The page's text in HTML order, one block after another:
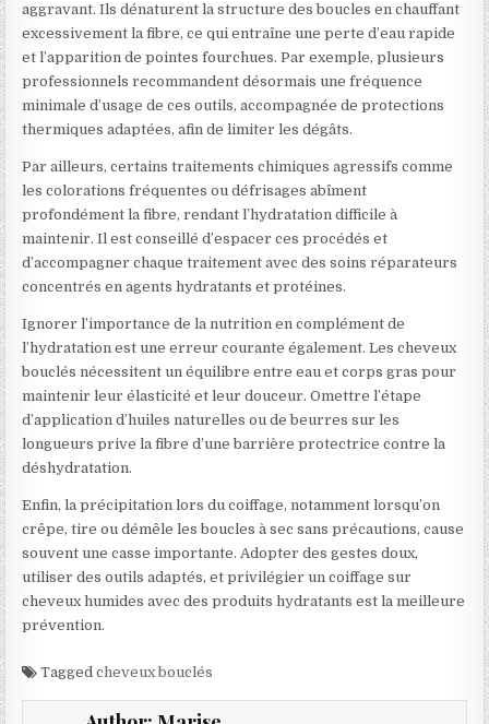
aggravant. Ils dénaturent la structure des boucles en chauffant
excessivement la fibre, ce qui entraîne une perte d’eau rapide
et l’apparition de pointes fourchues. Par exemple, plusieurs
professionnels recommandent désormais une fréquence
minimale d’usage de ces outils, accompagnée de protections
thermiques adaptées, afin de limiter les dégâts.
Par ailleurs, certains traitements chimiques agressifs comme
les colorations fréquentes ou défrisages abîment
profondément la fibre, rendant l’hydratation difficile à
maintenir. Il est conseillé d’espacer ces procédés et
d’accompagner chaque traitement avec des soins réparateurs
concentrés en agents hydratants et protéines.
Ignorer l’importance de la nutrition en complément de
l’hydratation est une erreur courante également. Les cheveux
bouclés nécessitent un équilibre entre eau et corps gras pour
maintenir leur élasticité et leur douceur. Omettre l’étape
d’application d’huiles naturelles ou de beurres sur les
longueurs prive la fibre d’une barrière protectrice contre la
déshydratation.
Enfin, la précipitation lors du coiffage, notamment lorsqu’on
crêpe, tire ou démêle les boucles à sec sans précautions, cause
souvent une casse importante. Adopter des gestes doux,
utiliser des outils adaptés, et privilégier un coiffage sur
cheveux humides avec des produits hydratants est la meilleure
prévention.
Taggedcheveux bouclés